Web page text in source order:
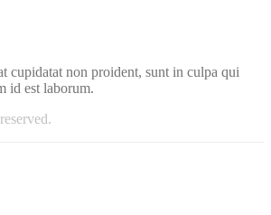
cupidatat non proident, sunt in culpa qui
id est laborum.